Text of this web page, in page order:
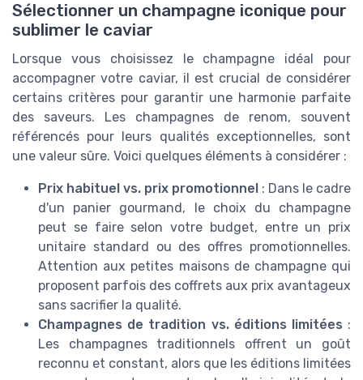
Sélectionner un champagne iconique pour
sublimer le caviar
Lorsque vous choisissez le champagne idéal pour
accompagner votre caviar, il est crucial de considérer
certains critères pour garantir une harmonie parfaite
des saveurs. Les champagnes de renom, souvent
référencés pour leurs qualités exceptionnelles, sont
une valeur sûre. Voici quelques éléments à considérer :
Prix habituel vs. prix promotionnel : Dans le cadre
d'un panier gourmand, le choix du champagne
peut se faire selon votre budget, entre un prix
unitaire standard ou des offres promotionnelles.
Attention aux petites maisons de champagne qui
proposent parfois des coffrets aux prix avantageux
sans sacrifier la qualité.
Champagnes de tradition vs. éditions limitées :
Les champagnes traditionnels offrent un goût
reconnu et constant, alors que les éditions limitées